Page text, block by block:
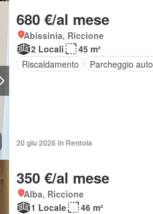
680 €/al mese
Abissinia, Riccione
2 Locali
45 m²
Riscaldamento
Parcheggio auto
20 giu 2026 in Rentola
350 €/al mese
Alba, Riccione
1 Locale
46 m²